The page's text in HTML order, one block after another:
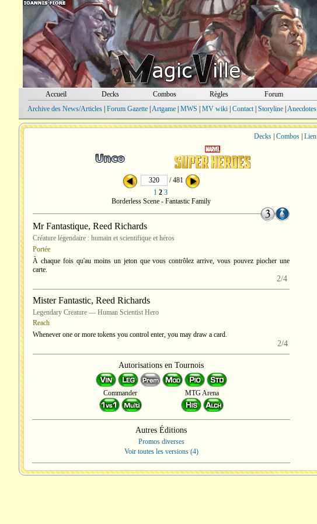
Accueil Decks Combos Règles Forum
Archive des News/Articles| Forum Gazette| Artgame| MWS MV wiki| Contact| Storyline| Anecdotes
Decks| Combos|
/ 481
1 2 3
Borderless Scene - Fantastic Family
Mr Fantastique, Reed Richards
Créature légendaire : humain et scientifique et héros
Portée
À chaque fois qu'au moins un jeton que vous contrôlez arrive, vous pouvez piocher une
carte.
2/4
Mister Fantastic, Reed Richards
Legendary Creature — Human Scientist Hero
Reach
Whenever one or more tokens you control enter, you may draw a card.
2/4
Autorisations en Tournois
Commander MTG Arena
Autres Éditions
Promos diverses
Voir toutes les versions (4)